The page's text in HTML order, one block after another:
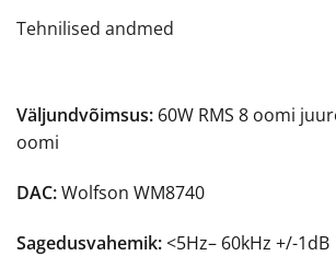
Tehnilised andmed
Väljundvõimsus: 60W RMS 8 oomi
oomi
DAC:Wolfson WM8740
Sagedusvahemik:<5Hz– 60kHz +/-1dB